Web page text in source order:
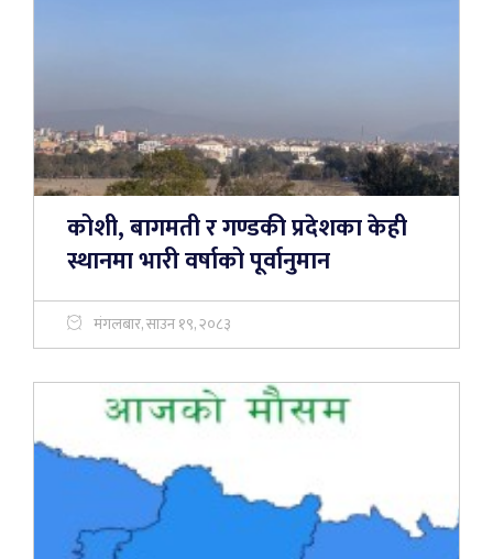
कोशी, बागमती र गण्डकी प्रदेशका केही
स्थानमा भारी वर्षाको पूर्वानुमान
मंगलबार, साउन १९, २०८३